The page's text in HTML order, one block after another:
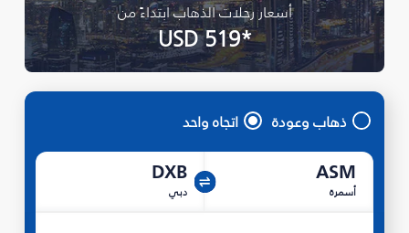
أسعار رحلات الذهاب ابتداءً من
*USD 519
ذهاب وعودة اتجاه واحد
ASM
أسمرة
DXB
دبي